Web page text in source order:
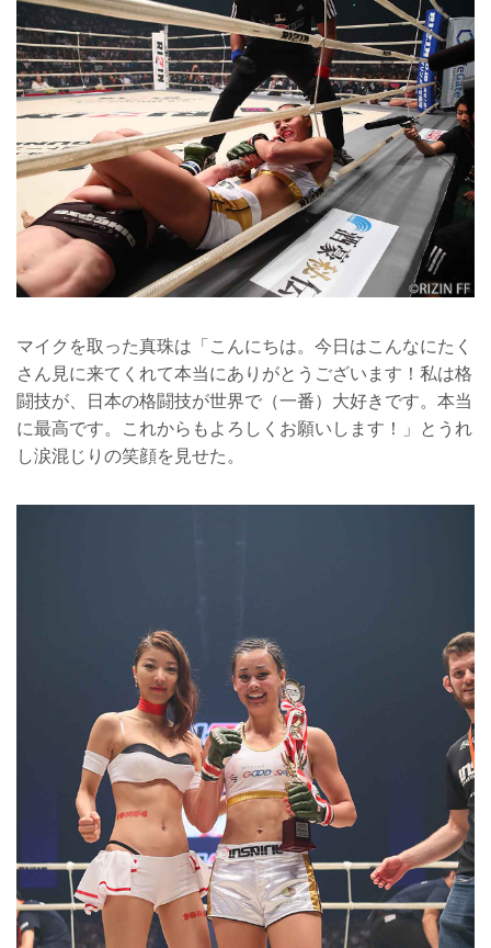
マイクを取った真珠は「こんにちは。今日はこんなにたく
さん見に来てくれて本当にありがとうございます！私は格
闘技が、日本の格闘技が世界で（一番）大好きです。本当
に最高です。これからもよろしくお願いします！」とうれ
し涙混じりの笑顔を見せた。